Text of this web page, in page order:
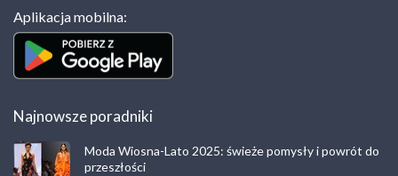
Aplikacja mobilna:
Najnowsze poradniki
Moda Wiosna-Lato 2025: świeże pomysły i powrót do
przeszłości